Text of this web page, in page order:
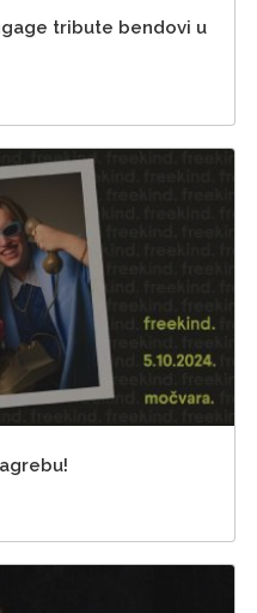
tribute bendovi u